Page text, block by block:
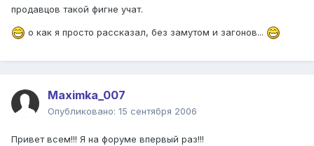
продавцов такой фигне учат.
о как я просто рассказал, без замутом и загонов...
Maximka_007
Опубликовано: 15 сентября 2006
Привет всем!!! Я на форуме впервый раз!!!